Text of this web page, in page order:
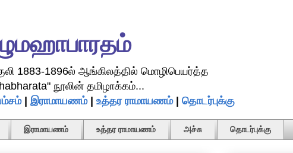
1883-1896ல் ஆங்கிலத்தில் மொழிபெயர்த்த
நூலின் தமிழாக்கம்...
| இராமாயணம்| உத்தர ராமாயணம்| தொடர்புக்கு
இராமாயணம் உத்தர ராமாயணம் அச்சு தொடர்புக்கு